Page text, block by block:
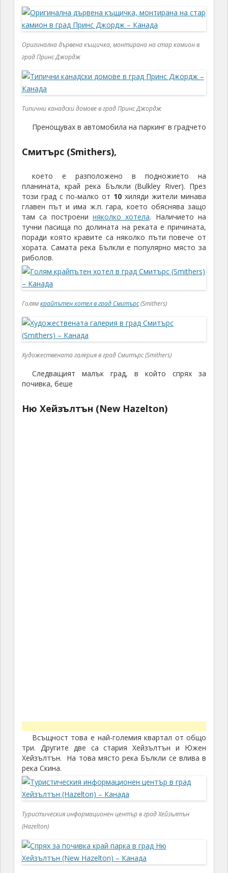
Оригинална дървена къщичка, монтирана на стар камион в
град Принс Джордж
Типични канадски домове в град Принс Джордж
Пренощувах в автомобила на паркинг в градчето
Смитърс (Smithers),
което е разположено в подножието на
планината, край река Бълкли (Bulkley River). През
този град с по-малко от 10 хиляди жители минава
главен път и има ж.п. гара, което обяснява защо
там са построени няколко хотела. Наличието на
тучни пасища по долината на реката е причината,
поради която кравите са няколко пъти повече от
хората. Самата река Бълкли е популярно място за
риболов.
Голямкрайпътен хотел в град Смитърс(Smithers)
Художествената галерия в град Смитърс (Smithers)
Следващият малък град, в който спрях за
почивка, беше
Ню Хейзълтън (New Hazelton)
Всъщност това е най-големия квартал от общо
три. Другите две са стария Хейзълтън и Южен
Хейзълтън. На това място река Бълкли се влива в
река Скина.
Туристическия информационен център в град Хейзълтън
(Hazelton)